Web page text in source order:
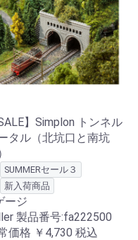
SALE】Simplon トンネル
タル（北坑口と南坑
SUMMERセール３
新入荷商品
ージ
製品番号:fa222500
価格 ￥4,730 税込